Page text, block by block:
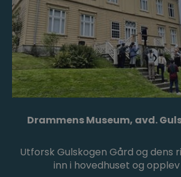
Drammens Museum, avd.
Utforsk Gulskogen Gård og dens
inn i hovedhuset og